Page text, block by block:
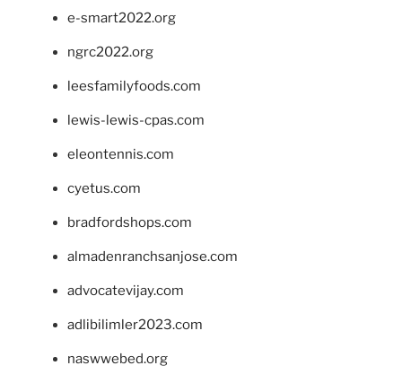
e-smart2022.org
ngrc2022.org
leesfamilyfoods.com
lewis-lewis-cpas.com
eleontennis.com
cyetus.com
bradfordshops.com
almadenranchsanjose.com
advocatevijay.com
adlibilimler2023.com
naswwebed.org